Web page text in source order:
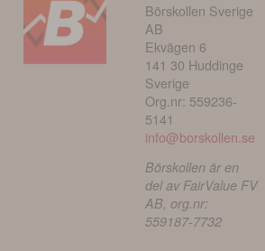
Börskollen Sverige
AB
Ekvägen 6
141 30 Huddinge
Sverige
Org.nr: 559236-
5141
info@borskollen.se
Börskollen är en
del av FairValue FV
AB, org.nr:
559187-7732